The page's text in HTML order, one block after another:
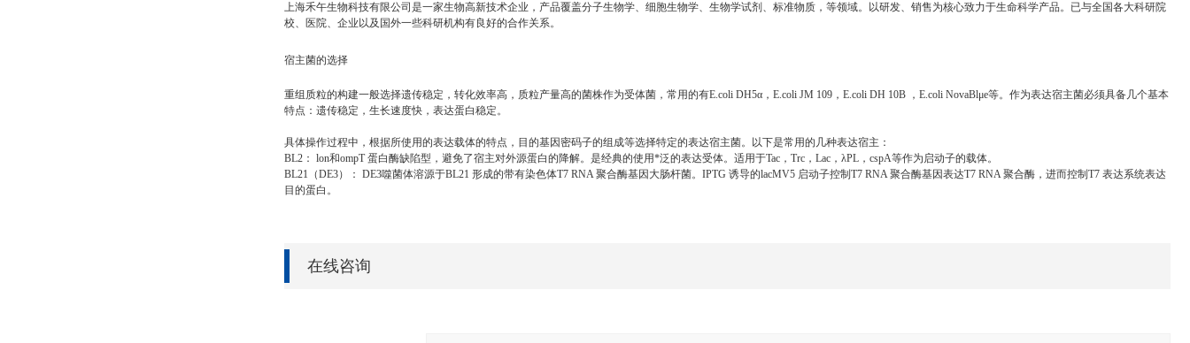
上海禾午生物科技有限公司是一家生物高新技术企业，产品覆盖分子生物学、细胞生物学、生物学试剂、标准物质，等领域。以研发、销售为核心致力于生命科学产品。已与全国各大科研院
校、医院、企业以及国外一些科研机构有良好的合作关系。
宿主菌的选择
重组质粒的构建一般选择遗传稳定，转化效率高，质粒产量高的菌株作为受体菌，常用的有E.coli DH5α，E.coli JM 109，E.coli DH 10B ，E.coli NovaBlμe等。作为表达宿主菌必须具备几个基本
特点：遗传稳定，生长速度快，表达蛋白稳定。
具体操作过程中，根据所使用的表达载体的特点，目的基因密码子的组成等选择特定的表达宿主菌。以下是常用的几种表达宿主：
BL2： lon和ompT 蛋白酶缺陷型，避免了宿主对外源蛋白的降解。是经典的使用*泛的表达受体。适用于Tac，Trc，Lac，λPL，cspA等作为启动子的载体。
BL21（DE3）： DE3噬菌体溶源于BL21 形成的带有染色体T7 RNA 聚合酶基因大肠杆菌。IPTG 诱导的lacΜV5 启动子控制T7 RNA 聚合酶基因表达T7 RNA 聚合酶，进而控制T7 表达系统表达
目的蛋白。
在线咨询